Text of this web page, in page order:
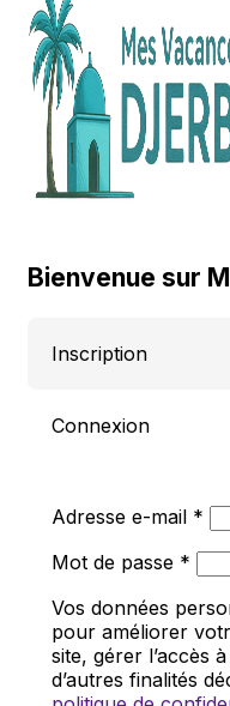
Bienvenue sur
Inscription
Connexion
Adresse e-mail *
Mot de passe *
Vos données
pour améliorer
site, gérer l’accès
d’autres finalités